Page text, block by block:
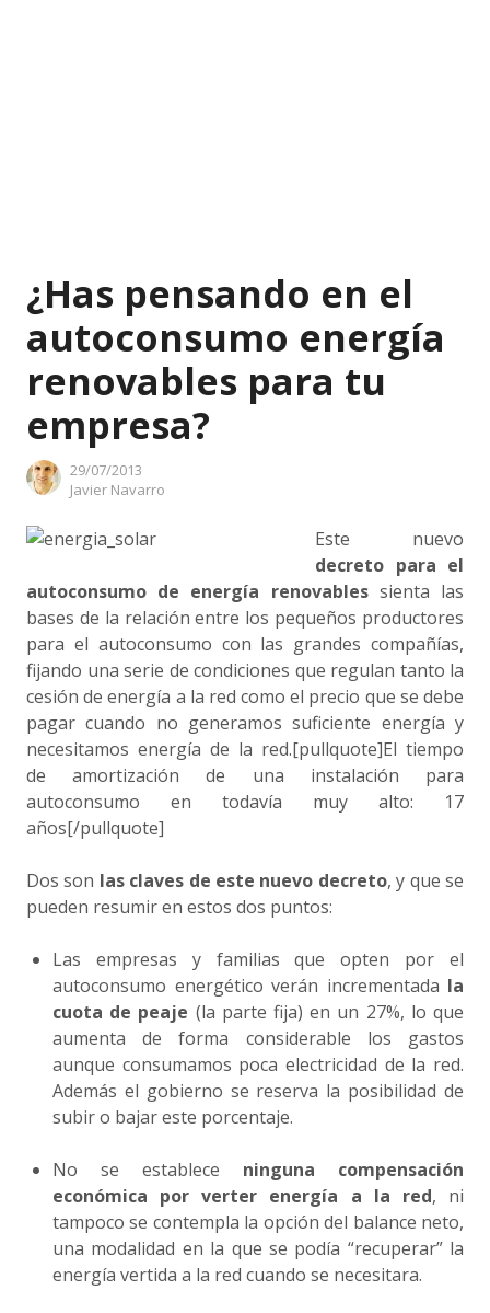
¿Has pensando en el
autoconsumo energía
renovables para tu
empresa?
29/07/2013
Author
Javier Navarro
Este nuevo
decreto para el
autoconsumo de energía renovablessienta las
bases de la relación entre los pequeños productores
para el autoconsumo con las grandes compañías,
fijando una serie de condiciones que regulan tanto la
cesión de energía a la red como el precio que se debe
pagar cuando no generamos suficiente energía y
necesitamos energía de la red.[pullquote]El tiempo
de amortización de una instalación para
autoconsumo en todavía muy alto: 17
años[/pullquote]
Dos son las claves de este nuevo decreto, y que se
pueden resumir en estos dos puntos:
Las empresas y familias que opten por el
autoconsumo energético verán incrementada la
cuota de peaje (la parte fija) en un 27%, lo que
aumenta de forma considerable los gastos
aunque consumamos poca electricidad de la red.
Además el gobierno se reserva la posibilidad de
subir o bajar este porcentaje.
No se establece ninguna compensación
económica por verter energía a la red, ni
tampoco se contempla la opción del balance neto,
una modalidad en la que se podía “recuperar” la
energía vertida a la red cuando se necesitara.